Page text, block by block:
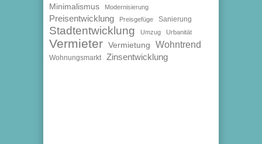
Minimalismus Modernisierung
Preisentwicklung Preisgefüge Sanierung
Stadtentwicklung Umzug Urbanität
Vermieter Vermietung Wohntrend
Wohnungsmarkt Zinsentwicklung